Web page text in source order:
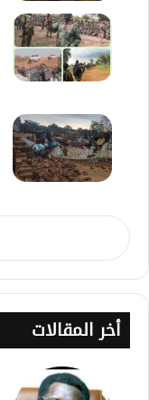
أخر المقالات